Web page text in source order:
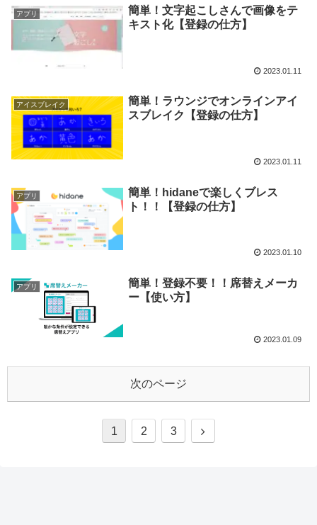
アプリ
簡単！文字起こしさんで画像をテ
キスト化【登録の仕方】
2023.01.11
アイスブレイク
簡単！ラウンジでオンラインアイ
スブレイク【登録の仕方】
2023.01.11
アプリ
簡単！hidaneで楽しくブレス
ト！！【登録の仕方】
2023.01.10
アプリ
簡単！登録不要！！席替えメーカ
ー【使い方】
2023.01.09
次のページ
1 2 3